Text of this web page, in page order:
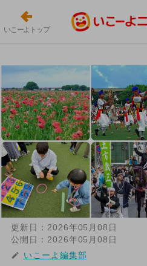
いこーよトップ
更新日： 2026年05月08日
公開日： 2026年05月08日
いこーよ編集部